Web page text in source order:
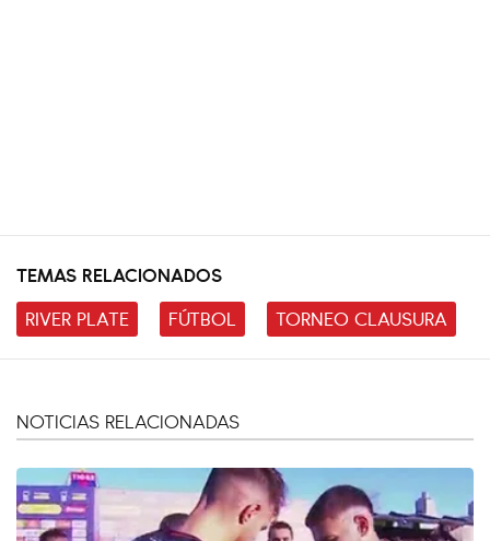
TEMAS RELACIONADOS
RIVER PLATE
FÚTBOL TORNEO CLAUSURA
NOTICIAS RELACIONADAS